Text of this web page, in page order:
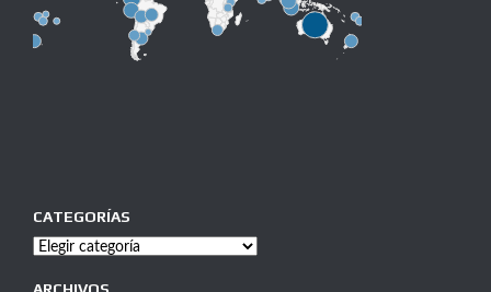
CATEGORÍAS
Categorías